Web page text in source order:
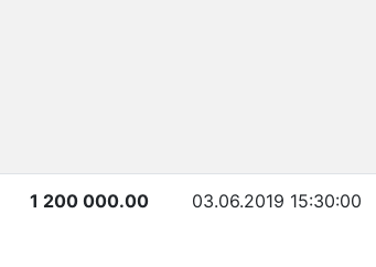
1 200 000.00 03.06.2019 15:30:00